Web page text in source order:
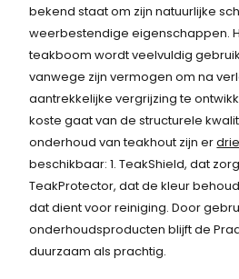
bekend staat om zijn natuurlijke
weerbestendige eigenschappen.
teakboom wordt veelvuldig
vanwege zijn vermogen om na
aantrekkelijke vergrijzing te
koste gaat van de structurele
onderhoud van teakhout zijn er
beschikbaar: 1. TeakShield, dat
TeakProtector, dat de kleur
dat dient voor reiniging. Door
onderhoudsproducten blijft de
duurzaam als prachtig.